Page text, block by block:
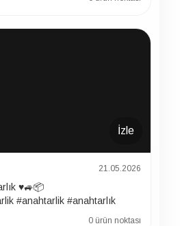
İzle
21.05.2026
♥️🚙📦
#anahtarlik #anahtarlık
0 ürün noktası